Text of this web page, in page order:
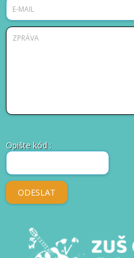
Opište kód :